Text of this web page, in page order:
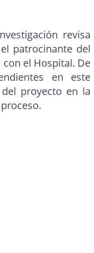
revisa
patrocinante del
el Hospital. De
en este
proyecto en la